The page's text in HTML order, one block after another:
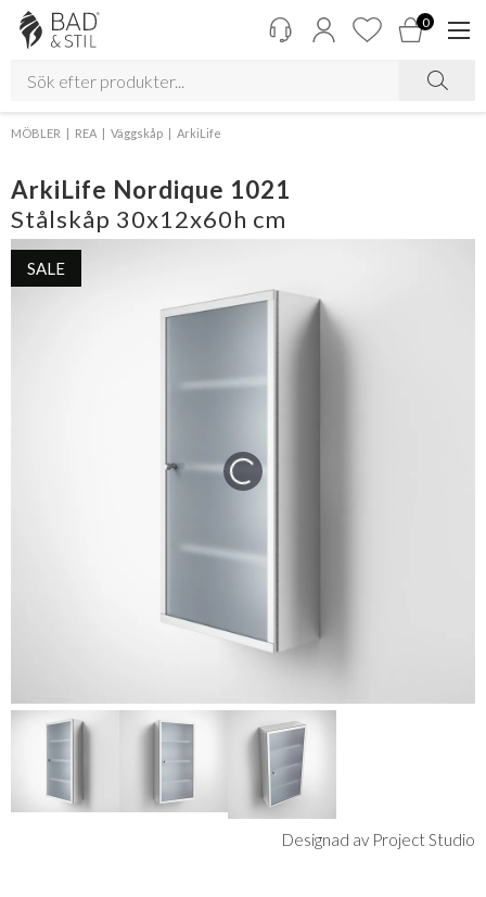
0
MÖBLER REA Väggskåp ArkiLife
ArkiLife Nordique 1021
Stålskåp 30x12x60h cm
SALE
Designad av Project Studio